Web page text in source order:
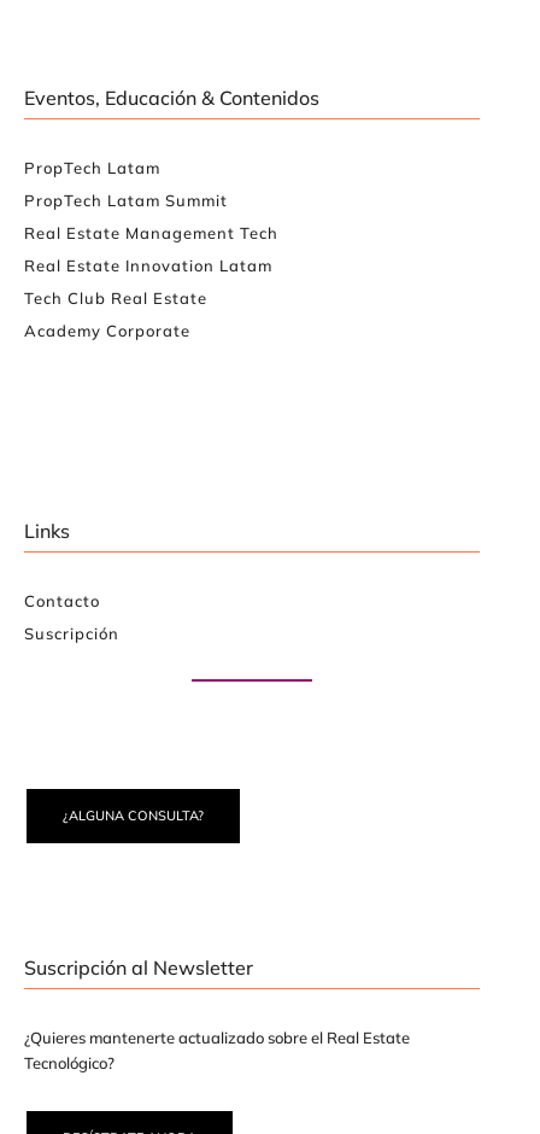
Eventos, Educación & Contenidos
PropTech Latam
PropTech Latam Summit
Real Estate Management Tech
Real Estate Innovation Latam
Tech Club Real Estate
Academy Corporate
Links
Contacto
Suscripción
¿ALGUNA CONSULTA?
Suscripción al Newsletter
¿Quieres mantenerte actualizado sobre el Real Estate
Tecnológico?